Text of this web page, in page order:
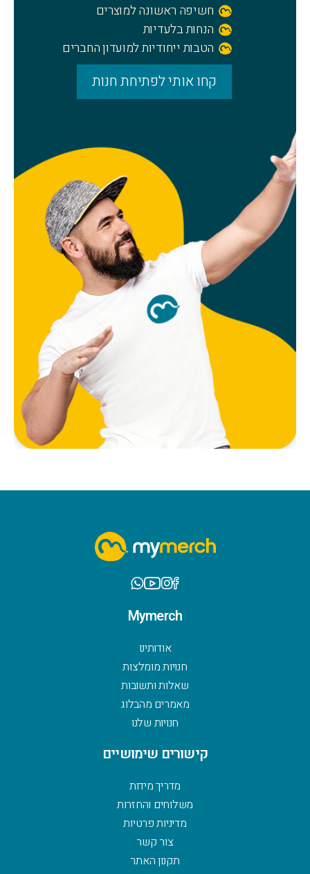
חשיפה ראשונה למוצרים
הנחות בלעדיות
הטבות ייחודיות למועדון החברים
קחו אותי לפתיחת חנות
Mymerch
אודותינו
חנויות מומלצות
שאלות ותשובות
מאמרים מהבלוג
חנויות שלנו
קישורים שימושיים
מדריך מידות
משלוחים והחזרות
מדיניות פרטיות
צור קשר
תקנון האתר